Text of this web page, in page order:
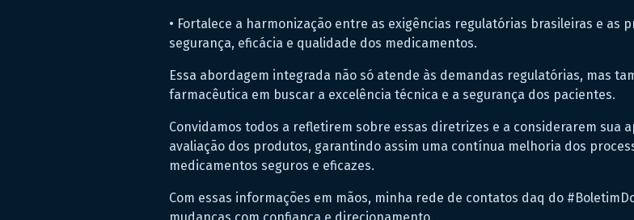
• Fortalece a harmonização entre as exigências regulatórias brasileiras e
segurança, eficácia e qualidade dos medicamentos.
Essa abordagem integrada não só atende às demandas regulatórias, mas
farmacêutica em buscar a excelência técnica e a segurança dos pacientes.
Convidamos todos a refletirem sobre essas diretrizes e a considerarem sua
avaliação dos produtos, garantindo assim uma contínua melhoria dos
medicamentos seguros e eficazes.
Com essas informações em mãos, minha rede de contatos daq do